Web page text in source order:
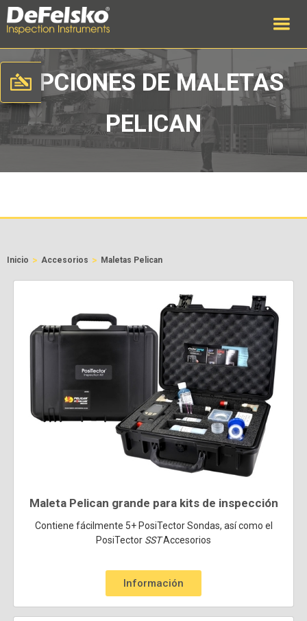
OPCIONES DE MALETAS
PELICAN
Inicio > Accesorios > Maletas Pelican
Maleta Pelican grande para kits de inspección
Contiene fácilmente 5+ PosiTector Sondas, así como el
PosiTector SSTAccesorios
Información